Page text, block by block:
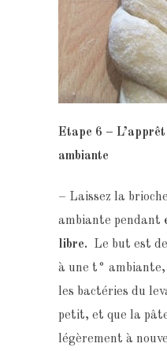
Etape 6 –
ambiante
– Laissez la
ambiante pendant
libre.
Le but est
à une t°
les bactéries du
petit, et que la
légèrement à